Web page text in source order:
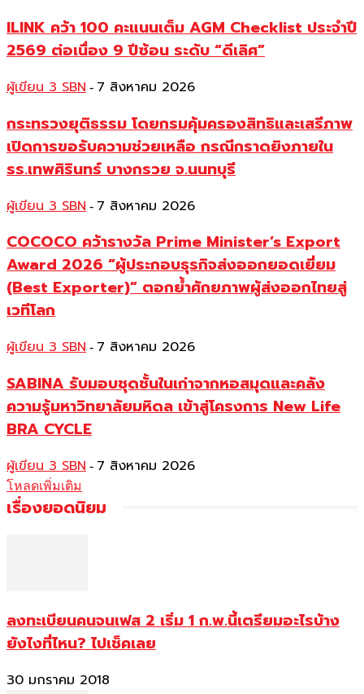
ILINK คว้า 100 คะแนนเต็ม AGM Checklist ประจำปี
2569 ต่อเนื่อง 9 ปีซ้อน ระดับ “ดีเลิศ”
ผู้เขียน 3 SBN - 7 สิงหาคม 2026
กระทรวงยุติธรรม โดยกรมคุ้มครองสิทธิและเสรีภาพ
เปิดการขอรับความช่วยเหลือ กรณีกราดยิงภายใน
รร.เทพศิรินทร์ บางกรวย จ.นนทบุรี
ผู้เขียน 3 SBN - 7 สิงหาคม 2026
COCOCO คว้ารางวัล Prime Minister’s Export
Award 2026 “ผู้ประกอบธุรกิจส่งออกยอดเยี่ยม
(Best Exporter)” ตอกย้ำศักยภาพผู้ส่งออกไทยสู่
เวทีโลก
ผู้เขียน 3 SBN - 7 สิงหาคม 2026
SABINA รับมอบชุดชั้นในเก่าจากหอสมุดและคลัง
ความรู้มหาวิทยาลัยมหิดล เข้าสู่โครงการ New Life
BRA CYCLE
ผู้เขียน 3 SBN - 7 สิงหาคม 2026
โหลดเพิ่มเติม
เรื่องยอดนิยม
ลงทะเบียนคนจนเฟส 2 เริ่ม 1 ก.พ.นี้เตรียมอะไรบ้าง
ยังไงที่ไหน? ไปเช็คเลย
30 มกราคม 2018